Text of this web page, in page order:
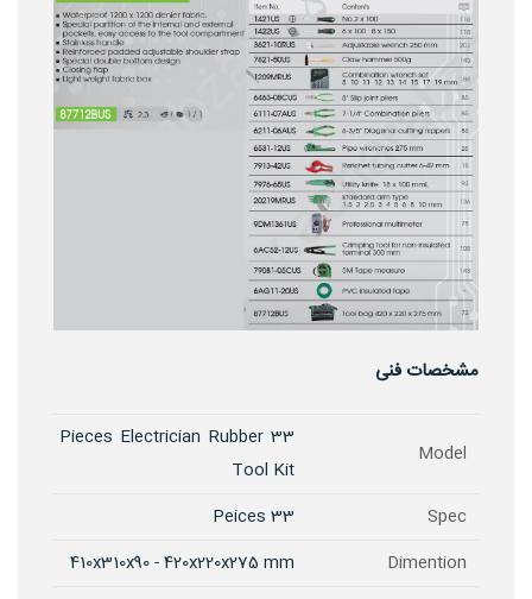
مشخصات فنی
Model
33 Pieces Electrician Rubber
Tool Kit
Spec
33 Peices
Dimention
410x310x90 - 420x220x275 mm